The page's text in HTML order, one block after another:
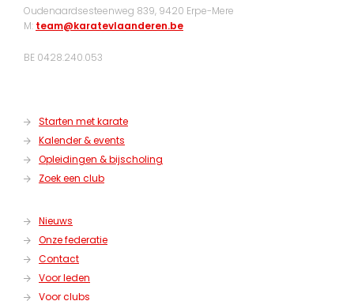
Oudenaardsesteenweg 839, 9420 Erpe-Mere
M: team@karatevlaanderen.be
BE 0428.240.053
Starten met karate
Kalender & events
Opleidingen & bijscholing
Zoek een club
Nieuws
Onze federatie
Contact
Voor leden
Voor clubs